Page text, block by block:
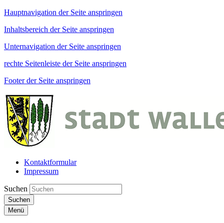
Hauptnavigation der Seite anspringen
Inhaltsbereich der Seite anspringen
Unternavigation der Seite anspringen
rechte Seitenleiste der Seite anspringen
Footer der Seite anspringen
Kontaktformular
Impressum
Suchen
Suchen
Menü